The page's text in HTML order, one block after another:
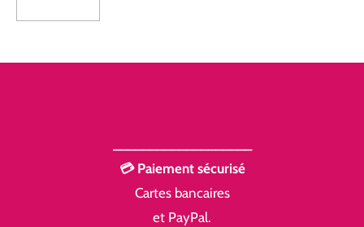
💳 Paiement sécurisé
Cartes bancaires
et PayPal.